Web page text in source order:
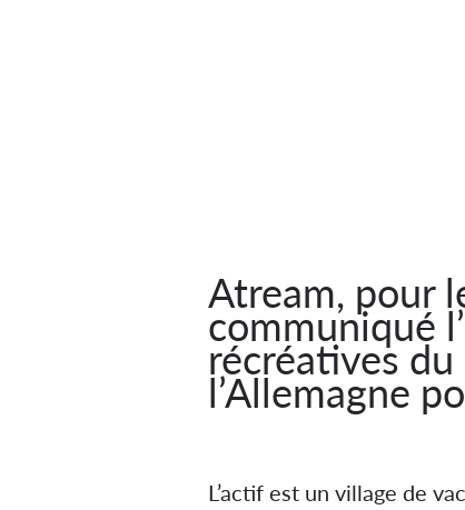
Atream, pour
communiqué
récréatives
l’Allemagne
SCPI Atream
L’actif est un village de